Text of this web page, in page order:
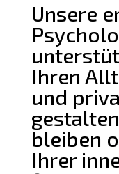
Unsere
Ihren
und
bleiben
Ihrer